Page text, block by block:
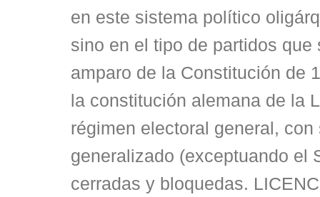
en este sistema político
sino en el tipo de partidos que
amparo de la Constitución de
la constitución alemana de la
régimen electoral general, con
generalizado (exceptuando el
cerradas y bloquedas.